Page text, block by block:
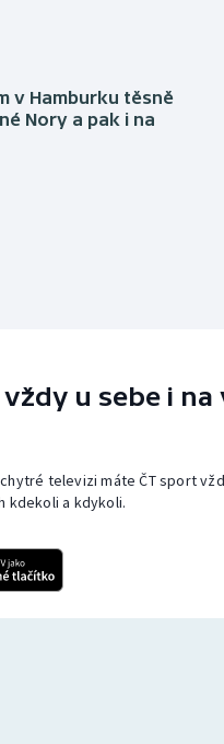
v Hamburku těsně
Nory a pak i na
u sebe i na
televizi máte ČT sport
kdekoli a kdykoli.